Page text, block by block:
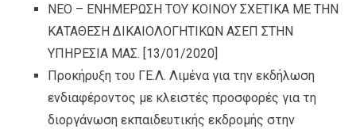
ΝΕΟ – ΕΝΗΜΕΡΩΣΗ ΤΟΥ ΚΟΙΝΟΥ ΣΧΕΤΙΚΑ ΜΕ ΤΗΝ
ΚΑΤΑΘΕΣΗ ΔΙΚΑΙΟΛΟΓΗΤΙΚΩΝ ΑΣΕΠ ΣΤΗΝ
ΥΠΗΡΕΣΙΑ ΜΑΣ. [13/01/2020]
Προκήρυξη του ΓΕ.Λ. Λιμένα για την εκδήλωση
ενδιαφέροντος με κλειστές προσφορές για τη
διοργάνωση εκπαιδευτικής εκδρομής στην